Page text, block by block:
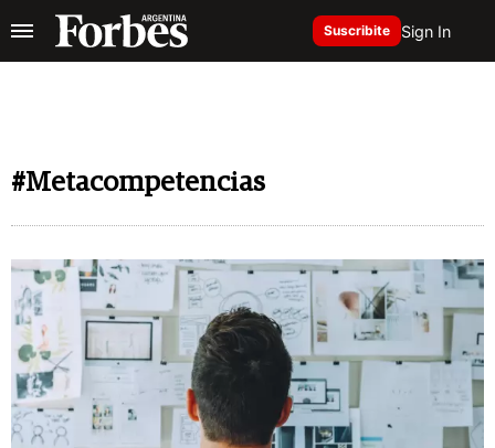
Suscribite Sign In
#Metacompetencias